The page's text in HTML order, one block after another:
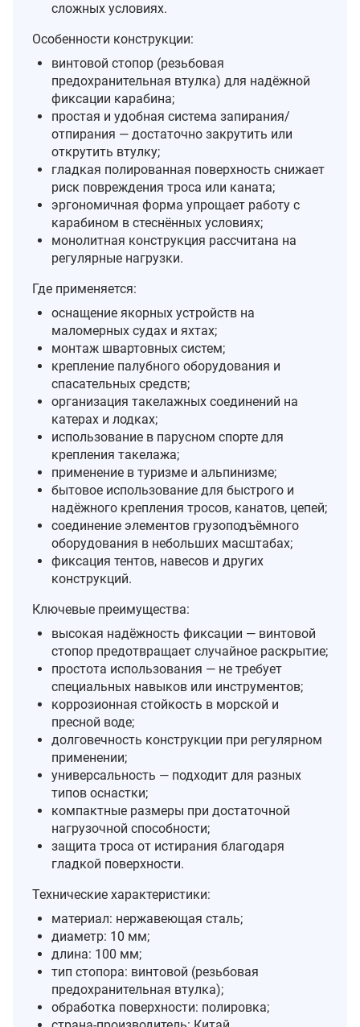
сложных условиях.
Особенности конструкции:
винтовой стопор (резьбовая
предохранительная втулка) для надёжной
фиксации карабина;
простая и удобная система запирания/
отпирания — достаточно закрутить или
открутить втулку;
гладкая полированная поверхность снижает
риск повреждения троса или каната;
эргономичная форма упрощает работу с
карабином в стеснённых условиях;
монолитная конструкция рассчитана на
регулярные нагрузки.
Где применяется:
оснащение якорных устройств на
маломерных судах и яхтах;
монтаж швартовных систем;
крепление палубного оборудования и
спасательных средств;
организация такелажных соединений на
катерах и лодках;
использование в парусном спорте для
крепления такелажа;
применение в туризме и альпинизме;
бытовое использование для быстрого и
надёжного крепления тросов, канатов, цепей;
соединение элементов грузоподъёмного
оборудования в небольших масштабах;
фиксация тентов, навесов и других
конструкций.
Ключевые преимущества:
высокая надёжность фиксации — винтовой
стопор предотвращает случайное раскрытие;
простота использования — не требует
специальных навыков или инструментов;
коррозионная стойкость в морской и
пресной воде;
долговечность конструкции при регулярном
применении;
универсальность — подходит для разных
типов оснастки;
компактные размеры при достаточной
нагрузочной способности;
защита троса от истирания благодаря
гладкой поверхности.
Технические характеристики:
материал: нержавеющая сталь;
диаметр: 10 мм;
длина: 100 мм;
тип стопора: винтовой (резьбовая
предохранительная втулка);
обработка поверхности: полировка;